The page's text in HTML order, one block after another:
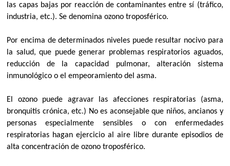
las capas bajas por reacción de contaminantes entre sí (tráfico,
industria, etc.). Se denomina ozono troposférico.
Por encima de determinados niveles puede resultar nocivo para
la salud, que puede generar problemas respiratorios aguados,
reducción de la capacidad pulmonar, alteración sistema
inmunológico o el empeoramiento del asma.
El ozono puede agravar las afecciones respiratorias (asma,
bronquitis crónica, etc.) No es aconsejable que niños, ancianos y
personas especialmente sensibles o con enfermedades
respiratorias hagan ejercicio al aire libre durante episodios de
alta concentración de ozono troposférico.